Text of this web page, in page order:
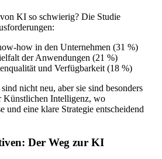
KI so schwierig? Die Studie
how in den Unternehmen (31 %)
der Anwendungen (21 %)
und Verfügbarkeit (18 %)
nicht neu, aber sie sind besonders
Künstlichen Intelligenz, wo
und eine klare Strategie entscheidend
Der Weg zur KI